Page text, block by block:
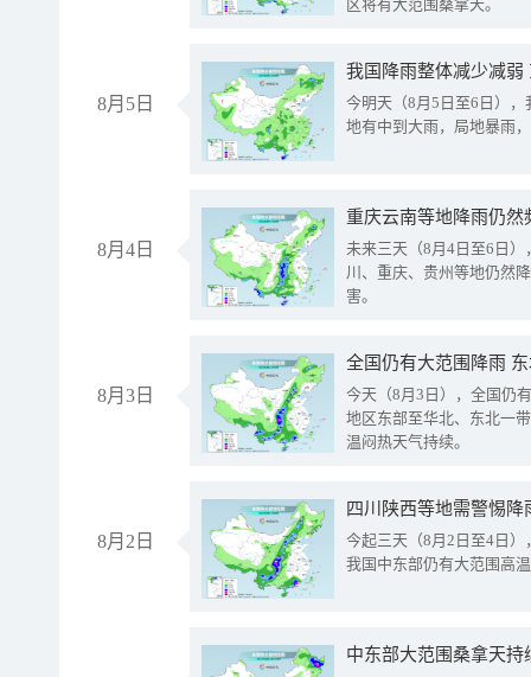
区将有大范围桑拿天。
8月5日
我国降雨整体减少减弱
今明天（8月5日至6日）
地有中到大雨，局地暴雨
8月4日
重庆云南等地降雨仍然
未来三天（8月4日至6日
川、重庆、贵州等地仍然
害。
8月3日
全国仍有大范围降雨
今天（8月3日），全国仍
地区东部至华北、东北一
温闷热天气持续。
8月2日
今起三天（8月2日至4日
我国中东部仍有大范围高
中东部大范围桑拿天